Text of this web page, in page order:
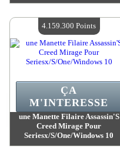
Quantité Disponible :4
une Manette Filaire Assassin'S
Creed Mirage Pour
Seriesx/S/One/Windows 10
ÇA
M'INTERESSE
4.159.300 Points